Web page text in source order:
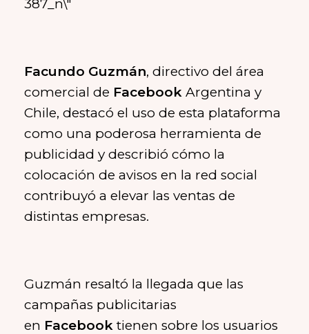
Facundo Guzmán, directivo del área
comercial de Facebook Argentina y
Chile, destacó el uso de esta plataforma
como una poderosa herramienta de
publicidad y describió cómo la
colocación de avisos en la red social
contribuyó a elevar las ventas de
distintas empresas.
Guzmán resaltó la llegada que las
campañas publicitarias
en Facebook tienen sobre los usuarios